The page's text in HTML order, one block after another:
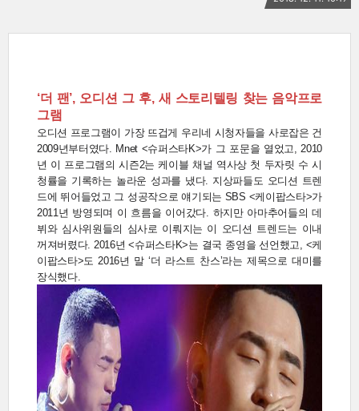
‘더 팬’, 오디션 그 후, 새 스토리텔링 찾는 음악프로
그램
오디션 프로그램이 가장 뜨겁게 우리네 시청자들을 사로잡은 건
2009년부터였다. Mnet <슈퍼스타K>가 그 포문을 열었고, 2010
년 이 프로그램의 시즌2는 케이블 채널 역사상 첫 두자릿 수 시
청률을 기록하는 놀라운 성과를 냈다. 지상파들도 오디션 트렌
드에 뛰어들었고 그 성공작으로 얘기되는 SBS <케이팝스타>가
2011년 방영되며 이 흐름을 이어갔다. 하지만 아마추어들의 데
뷔와 심사위원들의 심사로 이뤄지는 이 오디션 트렌드는 이내
꺼져버렸다. 2016년 <슈퍼스타K>는 결국 종영을 선언했고, <케
이팝스타>도 2016년 말 ‘더 라스트 찬스’라는 제목으로 대미를
장식했다.